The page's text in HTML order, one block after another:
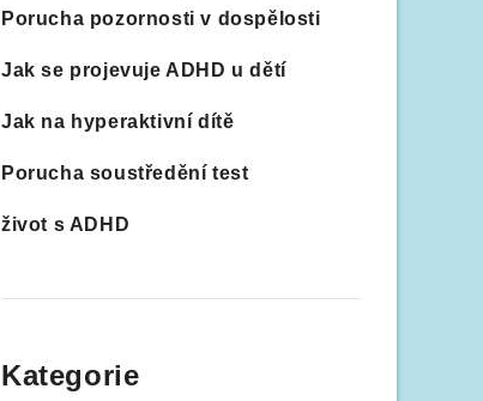
Porucha pozornosti v dospělosti
Jak se projevuje ADHD u dětí
Jak na hyperaktivní dítě
Porucha soustředění test
život s ADHD
Kategorie